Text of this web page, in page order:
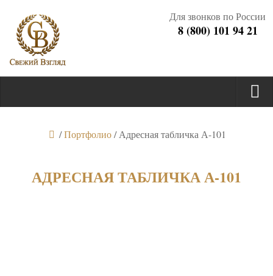
Для звонков по России
8 (800) 101 94 21
/Портфолио/Адресная табличка А-101
АДРЕСНАЯ ТАБЛИЧКА А-101